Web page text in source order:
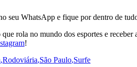
seu WhatsApp e fique por dentro de
rola no mundo dos esportes e
!
,Rodoviária,São Paulo,Surfe